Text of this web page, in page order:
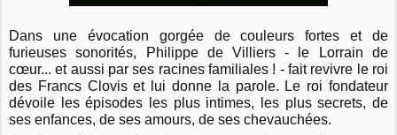
Dans une évocation gorgée de couleurs fortes et de
furieuses sonorités, Philippe de Villiers - le Lorrain de
cœur... et aussi par ses racines familiales ! - fait revivre le roi
des Francs Clovis et lui donne la parole. Le roi fondateur
dévoile les épisodes les plus intimes, les plus secrets, de
ses enfances, de ses amours, de ses chevauchées.